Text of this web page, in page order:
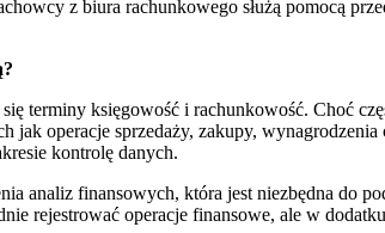
z biura rachunkowego służą pomocą
terminy księgowość i rachunkowość. Choć
operacje sprzedaży, zakupy,
kontrolę danych.
analiz finansowych, która jest niezbędna do
rejestrować operacje finansowe, ale w